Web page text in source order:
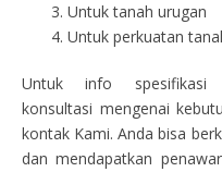
Untuk tanah urugan
Untuk perkuatan
Untuk info spesifikasi
konsultasi mengenai
kontak Kami. Anda bisa
dan mendapatkan